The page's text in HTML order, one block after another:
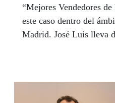
“Mejores Vendedores
este caso dentro del
Madrid. José Luis lleva
Ignacio del madrileño